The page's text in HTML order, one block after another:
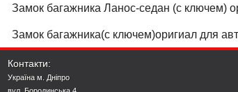
Замок багажника Ланос-седан (с ключем)
Замок багажника(с ключем)оригиал для
Контакти:
Україна м. Дніпро